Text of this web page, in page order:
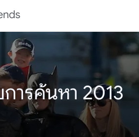
ารค้นหา 2013